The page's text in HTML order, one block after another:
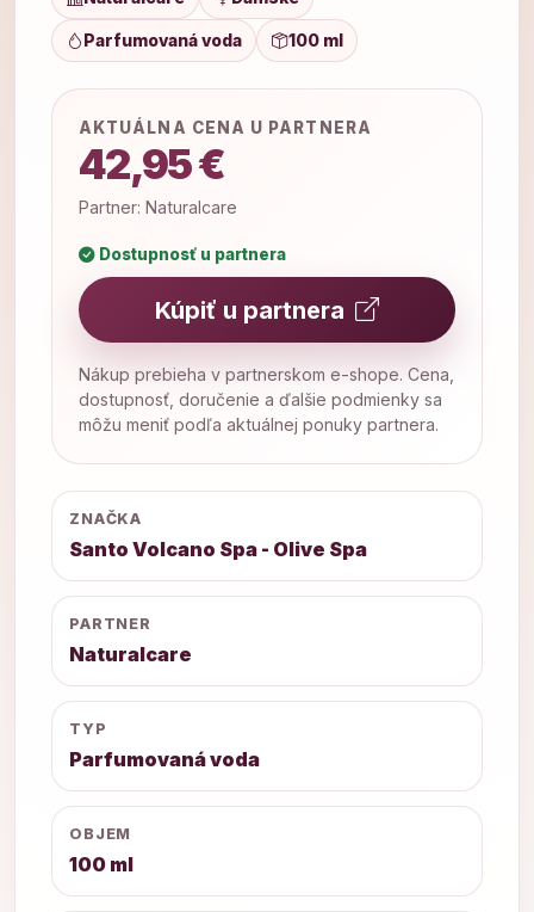
Parfumovaná voda 100 ml
AKTUÁLNA CENA U PARTNERA
42,95 €
Partner: Naturalcare
Dostupnosť u partnera
Kúpiť u partnera
Nákup prebieha v partnerskom e-shope. Cena,
dostupnosť, doručenie a ďalšie podmienky sa
môžu meniť podľa aktuálnej ponuky partnera.
ZNAČKA
Santo Volcano Spa - Olive Spa
PARTNER
Naturalcare
TYP
Parfumovaná voda
OBJEM
100 ml